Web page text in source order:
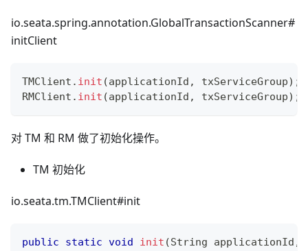
io.seata.spring.annotation.GlobalTransactionScanner#
initClient
TMClient . init (applicationId , txServiceGroup) ;
RMClient . init (applicationId , txServiceGroup) ;
对 TM 和 RM 做了初始化操作。
TM 初始化
io.seata.tm.TMClient#init
public static void init (String applicationId ,